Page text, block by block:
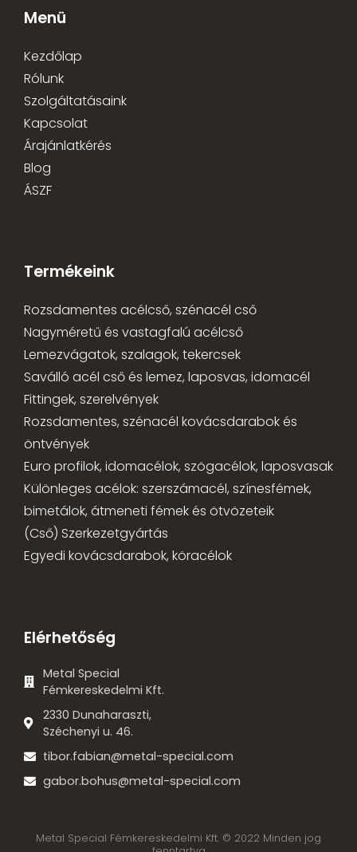
Menü
Kezdőlap
Rólunk
Szolgáltatásaink
Kapcsolat
Árajánlatkérés
Blog
ÁSZF
Termékeink
Rozsdamentes acélcső, szénacél cső
Nagyméretű és vastagfalú acélcső
Lemezvágatok, szalagok, tekercsek
Saválló acél cső és lemez, laposvas, idomacél
Fittingek, szerelvények
Rozsdamentes, szénacél kovácsdarabok és
öntvények
Euro profilok, idomacélok, szögacélok, laposvasak
Különleges acélok: szerszámacél, színesfémek,
bimetálok, átmeneti fémek és ötvözeteik
(Cső) Szerkezetgyártás
Egyedi kovácsdarabok, köracélok
Elérhetőség
Metal Special
Fémkereskedelmi Kft.
2330 Dunaharaszti,
Széchenyi u. 46.
tibor.fabian@metal-special.com
gabor.bohus@metal-special.com
Metal Special Fémkereskedelmi Kft. © 2022 Minden jog